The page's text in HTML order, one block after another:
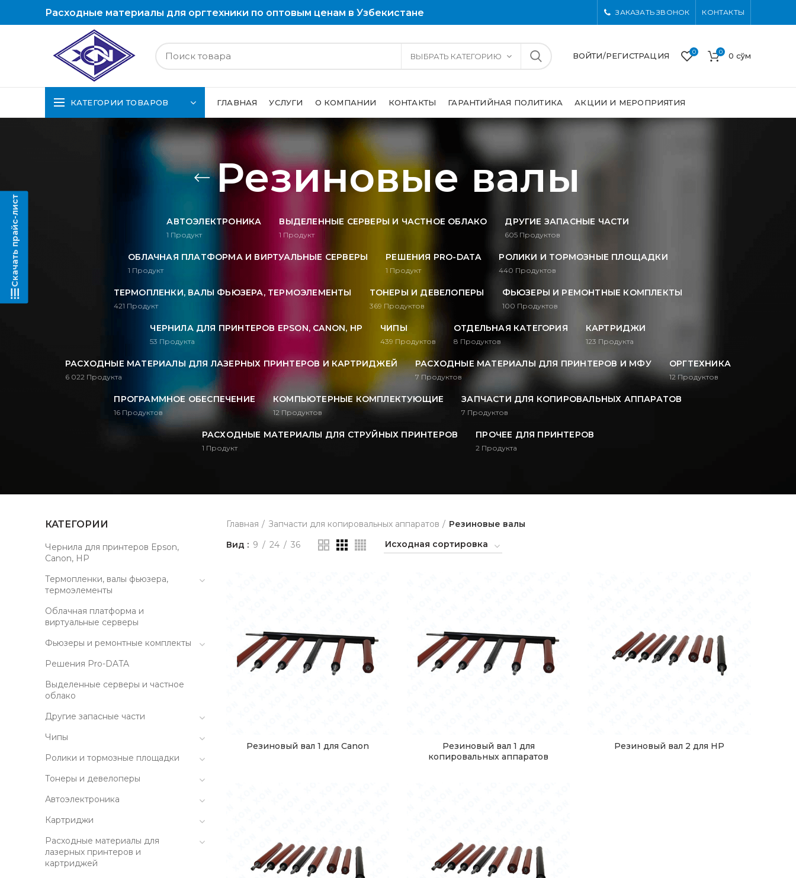
Расходные материалы для оргтехники по оптовым ценам в Узбекистане ЗАКАЗАТЬ ЗВОНОК КОНТАКТЫ
ВЫБРАТЬ КАТЕГОРИЮ ВОЙТИ/РЕГИСТРАЦИЯ 0 0 0 сўм
КАТЕГОРИИ ТОВАРОВ ГЛАВНАЯ УСЛУГИ О КОМПАНИИ КОНТАКТЫ ГАРАНТИЙНАЯ ПОЛИТИКА АКЦИИ И МЕРОПРИЯТИЯ
Резиновые валы
АВТОЭЛЕКТРОНИКА
1 Продукт
ВЫДЕЛЕННЫЕ СЕРВЕРЫ И ЧАСТНОЕ ОБЛАКО
1 Продукт
ДРУГИЕ ЗАПАСНЫЕ ЧАСТИ
605 Продуктов
ОБЛАЧНАЯ ПЛАТФОРМА И ВИРТУАЛЬНЫЕ СЕРВЕРЫ
1 Продукт
РЕШЕНИЯ PRO-DATA
1 Продукт
РОЛИКИ И ТОРМОЗНЫЕ ПЛОЩАДКИ
440 Продуктов
ТЕРМОПЛЕНКИ, ВАЛЫ ФЬЮЗЕРА, ТЕРМОЭЛЕМЕНТЫ
421 Продукт
ТОНЕРЫ И ДЕВЕЛОПЕРЫ
369 Продуктов
ФЬЮЗЕРЫ И РЕМОНТНЫЕ КОМПЛЕКТЫ
100 Продуктов
ЧЕРНИЛА ДЛЯ ПРИНТЕРОВ EPSON, CANON, HP
53 Продукта
ЧИПЫ
439 Продуктов
ОТДЕЛЬНАЯ КАТЕГОРИЯ
8 Продуктов
КАРТРИДЖИ
123 Продукта
РАСХОДНЫЕ МАТЕРИАЛЫ ДЛЯ ЛАЗЕРНЫХ ПРИНТЕРОВ И КАРТРИДЖЕЙ
6 022 Продукта
РАСХОДНЫЕ МАТЕРИАЛЫ ДЛЯ ПРИНТЕРОВ И МФУ
7 Продуктов
ОРГТЕХНИКА
12 Продуктов
ПРОГРАММНОЕ ОБЕСПЕЧЕНИЕ
16 Продуктов
КОМПЬЮТЕРНЫЕ КОМПЛЕКТУЮЩИЕ
12 Продуктов
ЗАПЧАСТИ ДЛЯ КОПИРОВАЛЬНЫХ АППАРАТОВ
7 Продуктов
РАСХОДНЫЕ МАТЕРИАЛЫ ДЛЯ СТРУЙНЫХ ПРИНТЕРОВ
1 Продукт
ПРОЧЕЕ ДЛЯ ПРИНТЕРОВ
2 Продукта
Главная Запчасти для копировальных аппаратов
Резиновые валы
Вид
9 24 36
Резиновый вал 1 для Canon
Резиновый вал 1 для
копировальных аппаратов
Резиновый вал 2 для HP
КАТЕГОРИИ
Чернила для принтеров Epson,
Canon, HP
Термопленки, валы фьюзера,
термоэлементы
Облачная платформа и
виртуальные серверы
Фьюзеры и ремонтные комплекты
Решения Pro-DATA
Выделенные серверы и частное
облако
Другие запасные части
Чипы
Ролики и тормозные площадки
Тонеры и девелоперы
Автоэлектроника
Картриджи
Расходные материалы для
лазерных принтеров и
картриджей
Скачать прайс-лист